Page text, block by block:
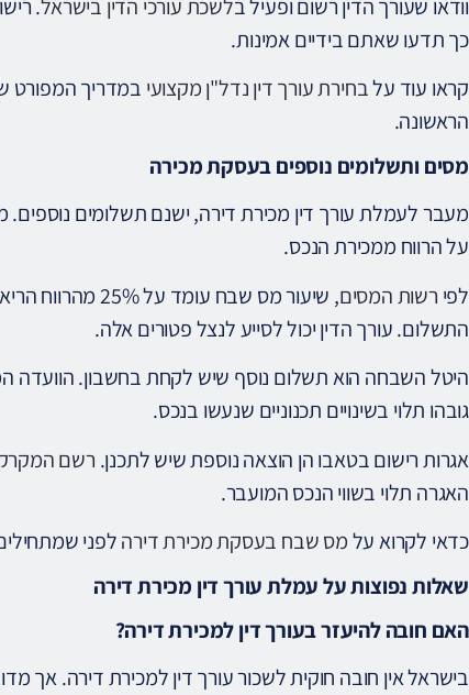
וודאו שעורך הדין רשום ופעיל בלשכת עורכי הדין בישראל.
כך תדעו שאתם בידיים אמינות.
קראו עוד עלבחירת עורך דין נדל"ן מקצועי במדריך המפורט
הראשונה.
מסים ותשלומים נוספים בעסקת מכירה
מעבר לעמלת עורך דין מכירת דירה, ישנם תשלומים
על הרווח ממכירת הנכס.
לפי רשות המסים
, שיעור מס שבח
התשלום. עורך הדין יכול לסייע לנצל פטורים אלה.
היטל השבחה הוא תשלום נוסף שיש לקחת בחשבון. הוועדה
גובהו תלוי בשינויים תכנוניים שנעשו בנכס.
אגרות רישום בטאבו הן הוצאה נוספת שיש לתכנן. רשם
האגרה תלוי בשווי הנכס המועבר.
כדאי לקרוא עלמס שבח בעסקת מכירת דירהלפני
שאלות נפוצות על עמלת עורך דין מכירת דירה
האם חובה להיעזר בעורך דין למכירת דירה?
בישראל אין חובה חוקית לשכור עורך דין למכירת דירה. אך